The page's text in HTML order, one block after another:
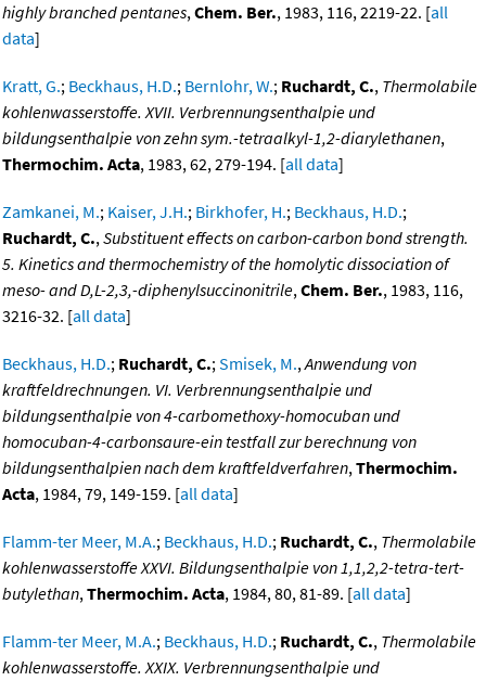
highly branched pentanes,Chem. Ber., 1983, 116, 2219-22. [all
data]
Kratt, G.; Beckhaus, H.D.; Bernlohr, W.; Ruchardt, C., Thermolabile
kohlenwasserstoffe. XVII. Verbrennungsenthalpie und
bildungsenthalpie von zehn sym.-tetraalkyl-1,2-diarylethanen,
Thermochim. Acta, 1983, 62, 279-194. [all data]
Zamkanei, M.; Kaiser, J.H.; Birkhofer, H.; Beckhaus, H.D.;
Ruchardt, C.,Substituent effects on carbon-carbon bond strength.
5. Kinetics and thermochemistry of the homolytic dissociation of
meso- and D,L-2,3,-diphenylsuccinonitrile,Chem. Ber., 1983, 116,
3216-32. [all data]
Beckhaus, H.D.; Ruchardt, C.;Smisek, M.,Anwendung von
kraftfeldrechnungen. VI. Verbrennungsenthalpie und
bildungsenthalpie von 4-carbomethoxy-homocuban und
homocuban-4-carbonsaure-ein testfall zur berechnung von
bildungsenthalpien nach dem kraftfeldverfahren,Thermochim.
Acta, 1984, 79, 149-159. [all data]
Flamm-ter Meer, M.A.; Beckhaus, H.D.; Ruchardt, C., Thermolabile
kohlenwasserstoffe XXVI. Bildungsenthalpie von 1,1,2,2-tetra-tert-
butylethan,Thermochim. Acta, 1984, 80, 81-89. [all data]
Flamm-ter Meer, M.A.; Beckhaus, H.D.; Ruchardt, C., Thermolabile
kohlenwasserstoffe. XXIX. Verbrennungsenthalpie und